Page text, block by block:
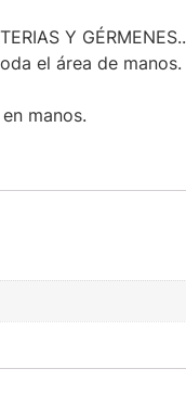
Y GÉRMENES..
el área de manos.
manos.